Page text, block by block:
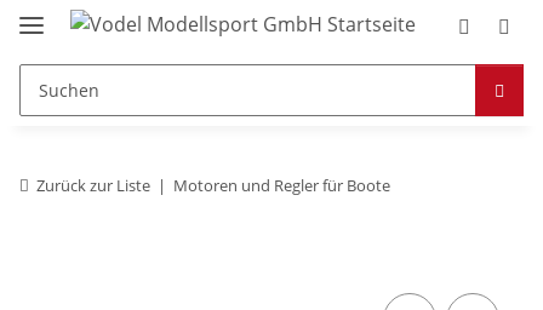
Zurück zur Liste Motoren und Regler für Boote